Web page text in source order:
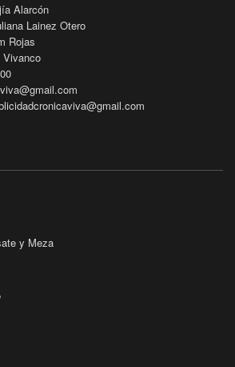
Alarcón
Lainez Otero
Rojas
Vivanco
y Meza